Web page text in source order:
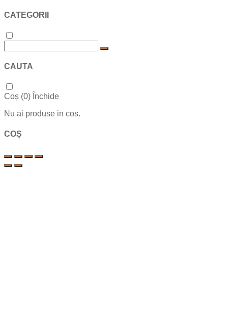
CATEGORII
CAUTA
Coș (0) Închide
Nu ai produse in cos.
COȘ